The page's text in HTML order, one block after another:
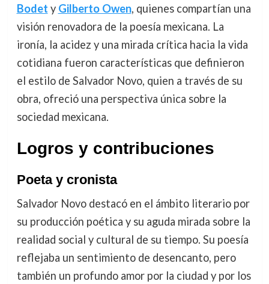
Bodet y Gilberto Owen, quienes compartían una
visión renovadora de la poesía mexicana. La
ironía, la acidez y una mirada crítica hacia la vida
cotidiana fueron características que definieron
el estilo de Salvador Novo, quien a través de su
obra, ofreció una perspectiva única sobre la
sociedad mexicana.
Logros y contribuciones
Poeta y cronista
Salvador Novo destacó en el ámbito literario por
su producción poética y su aguda mirada sobre la
realidad social y cultural de su tiempo. Su poesía
reflejaba un sentimiento de desencanto, pero
también un profundo amor por la ciudad y por los